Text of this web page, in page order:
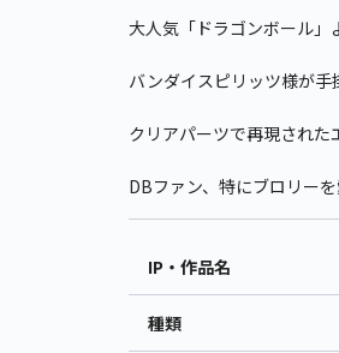
大人気「ドラゴンボール」
バンダイスピリッツ様が
クリアパーツで再現された
DBファン、特にブロリー
IP・作品名
種類